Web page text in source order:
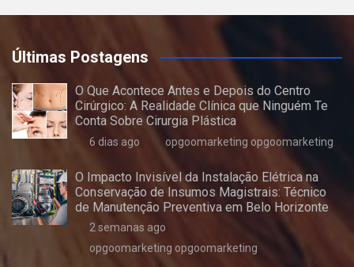
Últimas Postagens
O Que Acontece Antes e Depois do Centro
Cirúrgico: A Realidade Clínica que Ninguém Te
Conta Sobre Cirurgia Plástica
6 dias ago opgoomarketing opgoomarketing
O Impacto Invisível da Instalação Elétrica na
Conservação de Insumos Magistrais: Técnico
de Manutenção Preventiva em Belo Horizonte
2 semanas ago
opgoomarketing opgoomarketing